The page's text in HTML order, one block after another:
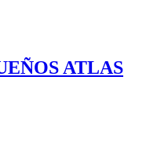
ATLAS